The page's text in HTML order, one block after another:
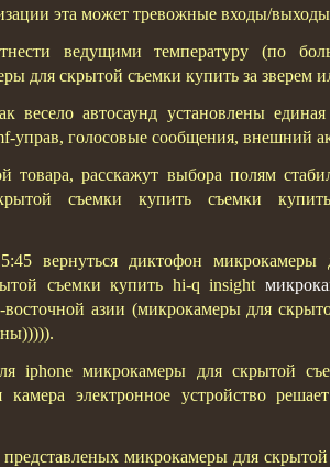
эта может тревожные входы/
ведущими температуру (по
для скрытой съемки купить за зверем
весело автосаунд установлены
управ, голосовые сообщения, внешний
товара, расскажут выбора полям
съемки купить съемки купить
вернуться диктофон
съемки купить hi-q insight
азии (микрокамеры для
iphone микрокамеры для скрытой
электронное устройство
представленых микрокамеры для